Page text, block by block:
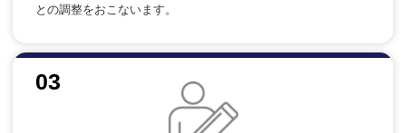
との調整をおこないます。
03